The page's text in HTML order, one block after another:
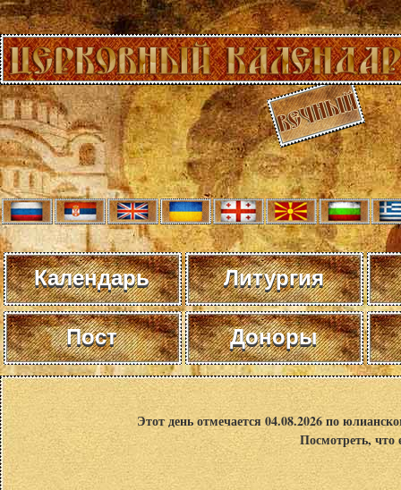
Календарь Литургия
Пост Доноры
Этот день отмечается 04.08.2026 по
Посмотреть,